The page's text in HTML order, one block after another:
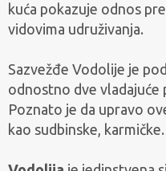
kuća pokazuje odnos
vidovima udruživanja.
Sazvežđe Vodolije je
odnostno dve vladajuće
Poznato je da upravo
kao sudbinske, karmičke.